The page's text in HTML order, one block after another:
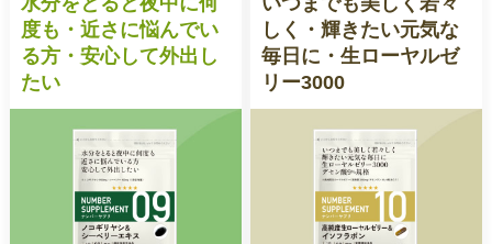
度も・近さに悩んでい
る方・安心して外出し
たい
しく・輝きたい元気な
毎日に・生ローヤルゼ
リー3000